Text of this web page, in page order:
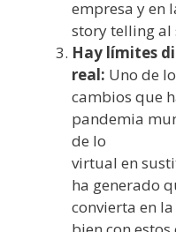
empresa y en
story telling al
Hay límites
real: Uno de
cambios que
pandemia
de lo
virtual en
ha generado
convierta en